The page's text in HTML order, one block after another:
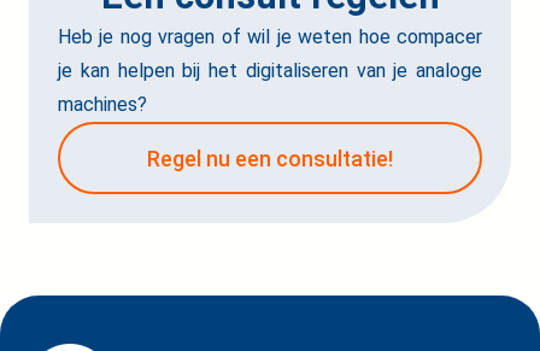
Heb je nog vragen of wil je weten hoe compacer
je kan helpen bij het digitaliseren van je analoge
machines?
Regel nu een consultatie!